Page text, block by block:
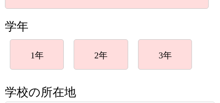
学年
1年 2年 3年
学校の所在地